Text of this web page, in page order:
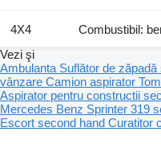
4X4 Combustibil:
Vezi şi
Ambulanta Suflător de
vânzare Camion aspirator
Aspirator pentru constructii
Mercedes Benz Sprinter 319
Escort second hand Curatitor